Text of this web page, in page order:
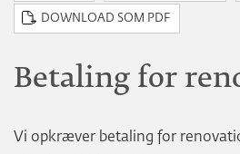
DOWNLOAD SOM PDF
Betaling for
Vi opkræver betaling for